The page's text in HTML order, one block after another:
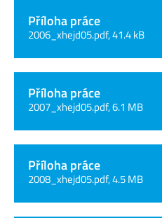
Příloha práce
2006_xhejd05.pdf, 41.4 kB
Příloha práce
2007_xhejd05.pdf, 6.1 MB
Příloha práce
2008_xhejd05.pdf, 4.5 MB